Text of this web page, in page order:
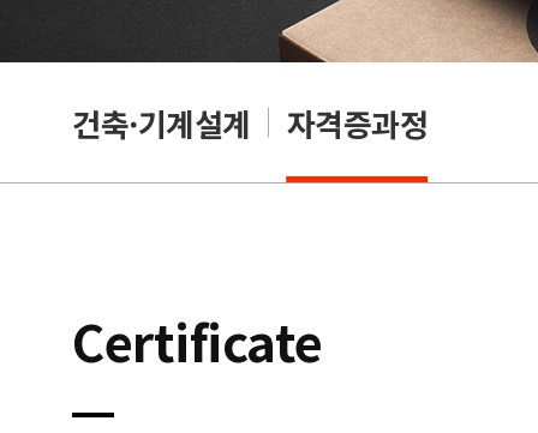
건축·기계설계 자격증과정
Certificate